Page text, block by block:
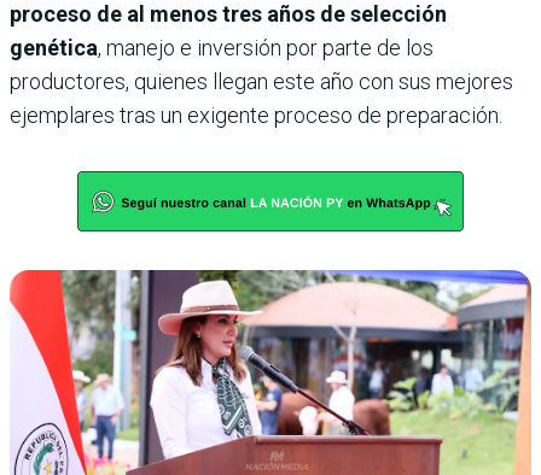
proceso de al menos tres años de selección
genética, manejo e inversión por parte de los
productores, quienes llegan este año con sus mejores
ejemplares tras un exigente proceso de preparación.